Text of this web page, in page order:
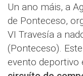
Un ano máis, a
de Ponteceso,
VI Travesía a
(Ponteceso).
evento deportivo